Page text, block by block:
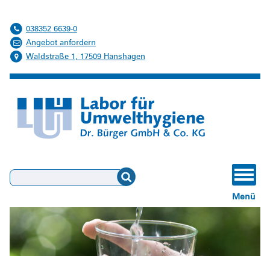
038352 6639-0
Angebot anfordern
Waldstraße 1, 17509 Hanshagen
Suchen
Menü